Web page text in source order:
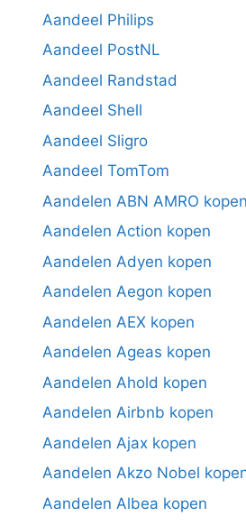
Aandeel Philips
Aandeel PostNL
Aandeel Randstad
Aandeel Shell
Aandeel Sligro
Aandeel TomTom
Aandelen ABN AMRO
Aandelen Action kopen
Aandelen Adyen kopen
Aandelen Aegon kopen
Aandelen AEX kopen
Aandelen Ageas kopen
Aandelen Ahold kopen
Aandelen Airbnb kopen
Aandelen Ajax kopen
Aandelen Akzo Nobel
Aandelen Albea kopen